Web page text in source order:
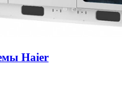
Haier